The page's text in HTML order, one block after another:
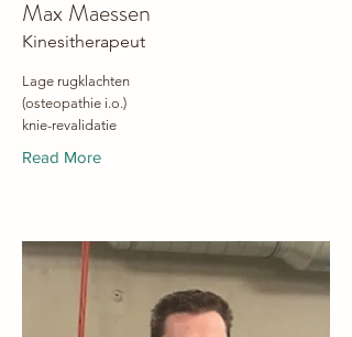
Max Maessen
Kinesitherapeut
Lage rugklachten
(osteopathie i.o.)
knie-revalidatie
Read More